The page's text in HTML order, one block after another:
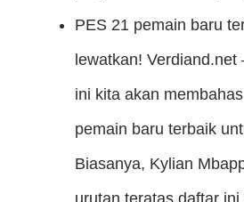
PES 21 pemain baru
lewatkan! Verdiand.net
ini kita akan
pemain baru terbaik
Biasanya, Kylian
urutan teratas daftar